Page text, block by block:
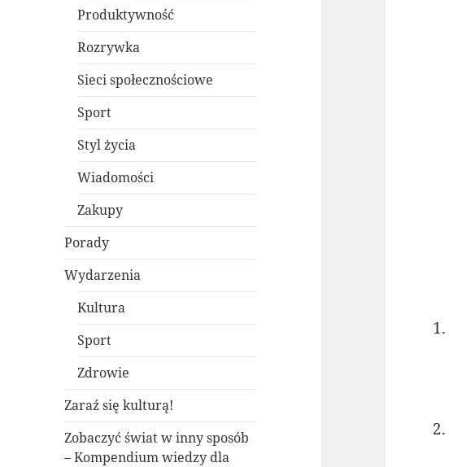
Produktywność
Rozrywka
Sieci społecznościowe
Sport
Styl życia
Wiadomości
Zakupy
Porady
Wydarzenia
Kultura
Sport
Zdrowie
Zaraź się kulturą!
Zobaczyć świat w inny sposób
– Kompendium wiedzy dla